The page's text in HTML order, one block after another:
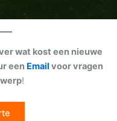
wat kost een nieuwe
een Email voor vragen
!